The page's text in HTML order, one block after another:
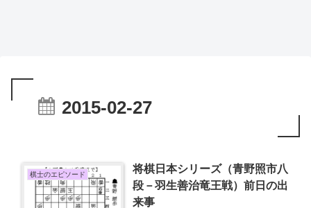
2015-02-27
棋士のエピソード
将棋日本シリーズ（青野照市八
段－羽生善治竜王戦）前日の出
来事